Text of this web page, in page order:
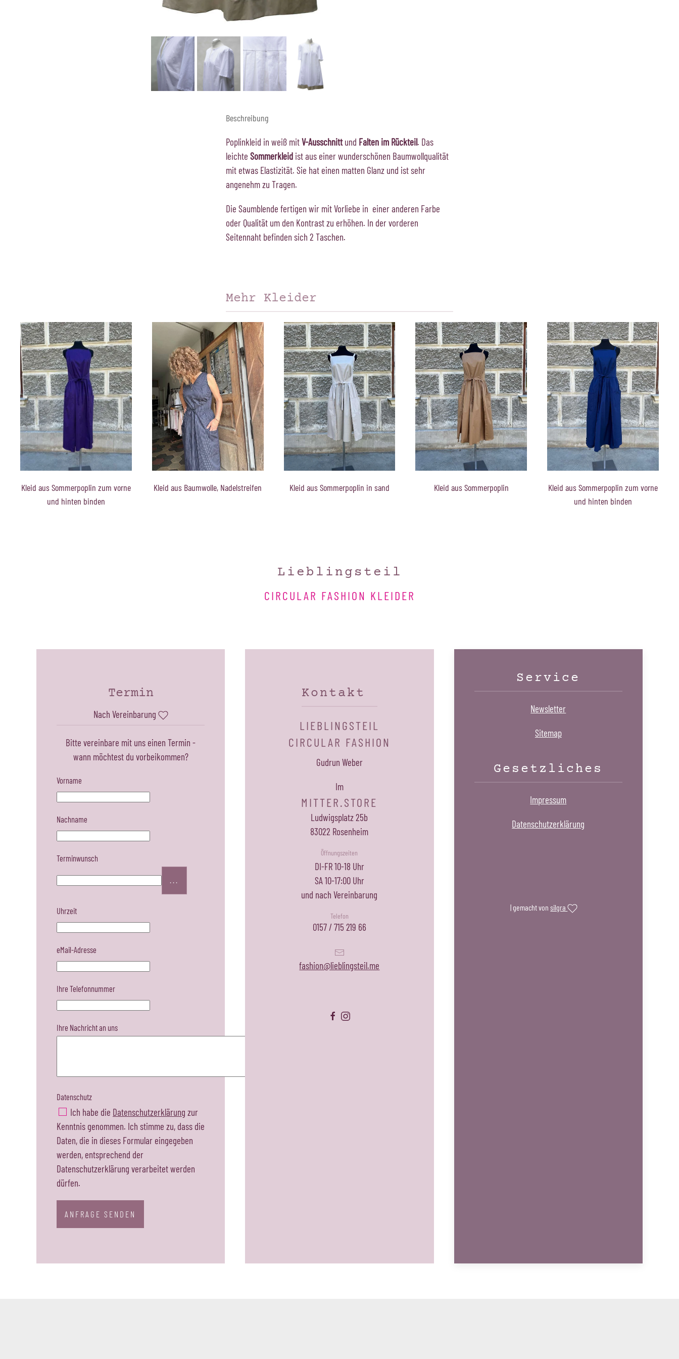
Beschreibung
Poplinkleid in weiß mitV-Ausschnittund Falten im Rückteil. Das
leichte Sommerkleid ist aus einer wunderschönen Baumwollqualität
mit etwas Elastizität. Sie hat einen matten Glanz und ist sehr
angenehm zu Tragen.
Die Saumblende fertigen wir mit Vorliebe in einer anderen Farbe
oder Qualität um den Kontrast zu erhöhen. In der vorderen
Seitennaht befinden sich 2 Taschen.
Mehr Kleider
Kleid aus Baumwolle, Nadelstreifen Kleid aus Sommerpoplin in sand Kleid aus Sommerpoplin
Kleid aus Sommerpoplin zum vorne
Kleid aus Sommerpoplin zum vorne
und hinten binden
Lieblingsteil
CIRCULAR FASHION KLEIDER
Termin
Nach Vereinbarung
Bitte vereinbare mit uns einen Termin -
wann möchtest du vorbeikommen?
Vorname
Nachname
Terminwunsch
...
Uhrzeit
eMail-Adresse
Ihre Telefonnummer
Ihre Nachricht an uns
Datenschutz
Ich habe die Datenschutzerklärung zur
Kenntnis genommen. Ich stimme zu, dass die
Daten, die in dieses Formular eingegeben
werden, entsprechend der
Datenschutzerklärung verarbeitet werden
dürfen.
ANFRAGE SENDEN
Kontakt
LIEBLINGSTEIL
CIRCULAR FASHION
Gudrun Weber
Im
MITTER.STORE
Ludwigsplatz 25b
83022 Rosenheim
Öffnungszeiten
DI-FR 10-18 Uhr
SA 10-17:00 Uhr
und nach Vereinbarung
Telefon
0157 / 715 219 66
fashion@lieblingsteil.me
Service
Newsletter
Sitemap
Gesetzliches
Impressum
Datenschutzerklärung
| gemacht vonsilgra